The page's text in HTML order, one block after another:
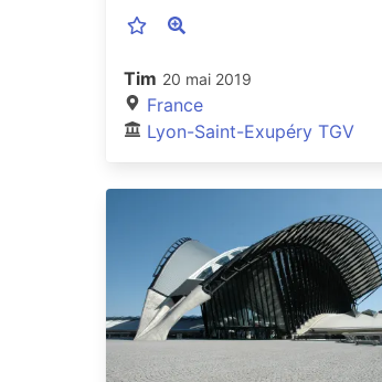
Tim 20 mai 2019
France
Lyon-Saint-Exupéry TGV